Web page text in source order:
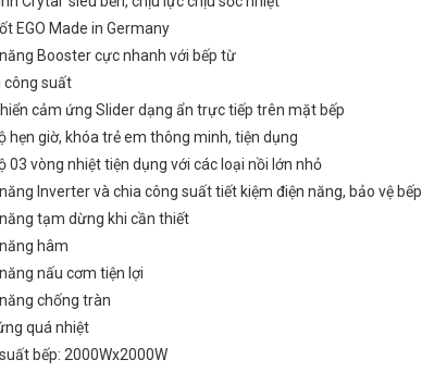
EGO Made in Germany
Booster cực nhanh với bếp từ
công suất
cảm ứng Slider dạng ẩn trực tiếp trên mặt bếp
hẹn giờ, khóa trẻ em thông minh, tiện dụng
03 vòng nhiệt tiện dụng với các loại nồi lớn nhỏ
Inverter và chia công suất tiết kiệm điện năng, bảo vệ bếp
tạm dừng khi cần thiết
hâm
nấu cơm tiện lợi
chống tràn
quá nhiệt
bếp: 2000Wx2000W
KF-NK379II Bếp Từ KAFF KF-NK379II
6.650.000₫